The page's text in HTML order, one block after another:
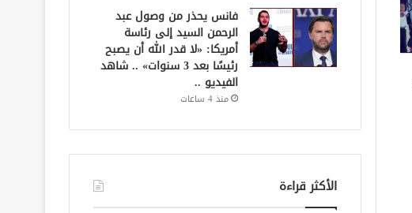
فانس يحذر من وصول عبد
الرحمن السيد إلى رئاسة
أمريكا: «لا قدر الله أن يصبح
رئيسًا بعد 3 سنوات» .. شاهد
الفيديو ..
منذ 4 ساعات
الأكثر قراءة